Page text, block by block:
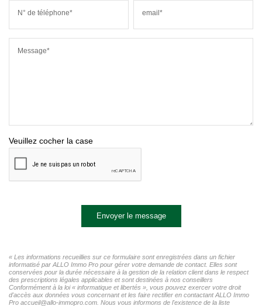
N° de téléphone* email*
Message*
Veuillez cocher la case
Envoyer le message
« Les informations recueillies sur ce formulaire sont enregistrées dans un fichier
informatisé par ALLO Immo Pro pour gérer votre demande de contact. Elles sont
conservées pour la durée nécessaire à la gestion de la relation client dans le respect
des prescriptions légales applicables et sont destinées à nos conseillers
Conformément à la loi « informatique et libertés », vous pouvez exercer votre droit
d'accès aux données vous concernant et les faire rectifier en contactant ALLO Immo
Pro accueil@allo-immopro.com. Nous vous informons de l'existence de la liste